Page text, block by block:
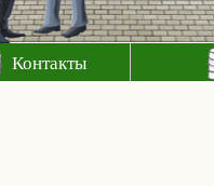
Контакты